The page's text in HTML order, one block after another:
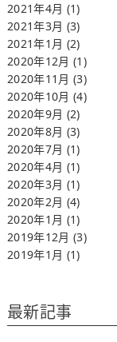
2021年4月 (1)
2021年3月 (3)
2021年1月 (2)
2020年12月(1)
2020年11月(3)
2020年10月(4)
2020年9月 (2)
2020年8月 (3)
2020年7月 (1)
2020年4月 (1)
2020年3月 (1)
2020年2月 (4)
2020年1月 (1)
2019年12月(3)
2019年1月 (1)
最新記事